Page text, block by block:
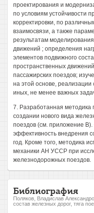
проектирования и
по условиям устойчивости
корректировки, по
взаимосвязи, а также
результатам
движений ; определения
элементов подвижного
пространственных
пассажирских поездов;
на этой основе,
иных, не менее важных
7. Разработанная
создании нового вида
поездов (см. приложение
эффективность внедрения
год. Кроме того, методика
механики АН УССР при
железнодорожных поездов.
Библиография
Поляков, Владислав
состав железных дорог, тяга